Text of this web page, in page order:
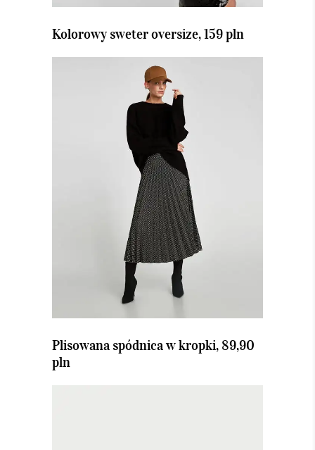
Kolorowy sweter oversize, 159 pln
Plisowana spódnica w kropki, 89,90
pln